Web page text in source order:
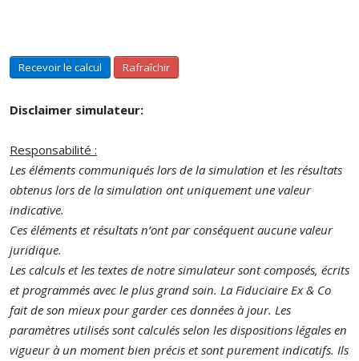
Recevoir le calcul Rafraîchir
Disclaimer simulateur:
Responsabilité :
Les éléments communiqués lors de la simulation et les résultats
obtenus lors de la simulation ont uniquement une valeur
indicative.
Ces éléments et résultats n’ont par conséquent aucune valeur
juridique.
Les calculs et les textes de notre simulateur sont composés, écrits
et programmés avec le plus grand soin. La Fiduciaire Ex & Co
fait de son mieux pour garder ces données à jour. Les
paramètres utilisés sont calculés selon les dispositions légales en
vigueur à un moment bien précis et sont purement indicatifs. Ils